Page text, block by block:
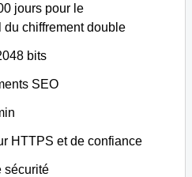
jours pour le
chiffrement double
bits
SEO
HTTPS et de confiance
sécurité